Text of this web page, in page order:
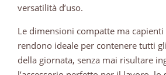
versatilità d’uso.
Le dimensioni compatte ma
rendono ideale per contenere tutti
della giornata, senza mai risultare